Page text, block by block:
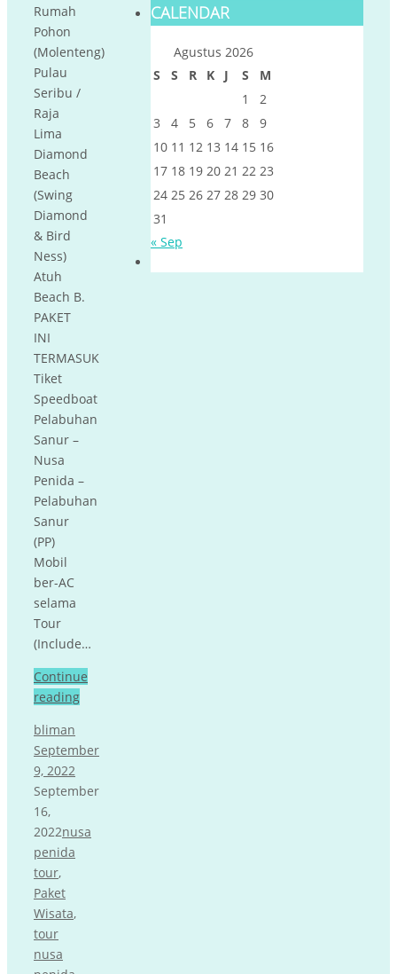
Rumah
Pohon
(Molenteng)
Pulau
Seribu /
Raja
Lima
Diamond
Beach
(Swing
Diamond
& Bird
Ness)
Atuh
Beach B.
PAKET
INI
TERMASUK
Tiket
Speedboat
Pelabuhan
Sanur –
Nusa
Penida –
Pelabuhan
Sanur
(PP)
Mobil
ber-AC
selama
Tour
(Include…
Continue
reading
bliman
September
9, 2022
September
16,
2022nusa
penida
tour,
Paket
Wisata,
tour
nusa
CALENDAR
Agustus 2026
S
S R K J S
M
1
2
3
4 5 6 7 8
9
10 11 12 13 14 15 16
17 18 19 20 21 22 23
24 25 26 27 28 29 30
31
« Sep